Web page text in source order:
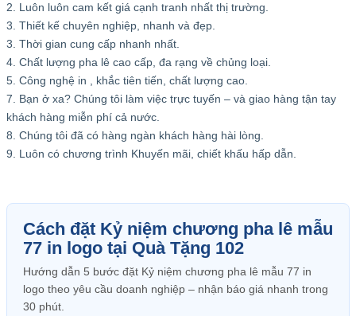
2. Luôn luôn cam kết giá cạnh tranh nhất thị trường.
3. Thiết kế chuyên nghiệp, nhanh và đẹp.
3. Thời gian cung cấp nhanh nhất.
4. Chất lượng pha lê cao cấp, đa rạng về chủng loại.
5. Công nghệ in , khắc tiên tiến, chất lượng cao.
7. Bạn ở xa? Chúng tôi làm việc trực tuyến – và giao hàng tận tay
khách hàng miễn phí cả nước.
8. Chúng tôi đã có hàng ngàn khách hàng hài lòng.
9. Luôn có chương trình Khuyến mãi, chiết khấu hấp dẫn.
Cách đặt Kỷ niệm chương pha lê mẫu
77 in logo tại Quà Tặng 102
Hướng dẫn 5 bước đặt Kỷ niệm chương pha lê mẫu 77 in
logo theo yêu cầu doanh nghiệp – nhận báo giá nhanh trong
30 phút.